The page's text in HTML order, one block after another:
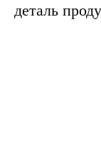
деталь